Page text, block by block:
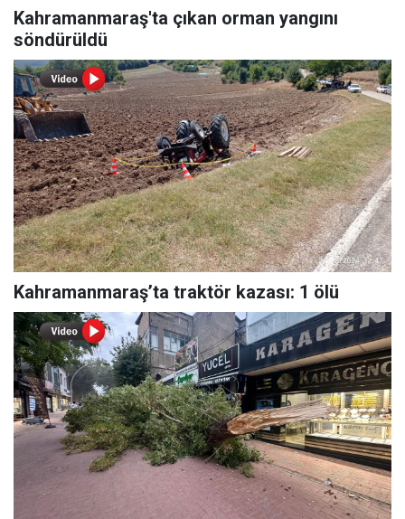
Kahramanmaraş'ta çıkan orman yangını
söndürüldü
Kahramanmaraş’ta traktör kazası: 1 ölü